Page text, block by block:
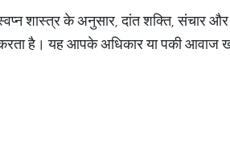
शास्त्र के अनुसार, दांत शक्ति, संचार
है। यह आपके अधिकार या पकी आवाज